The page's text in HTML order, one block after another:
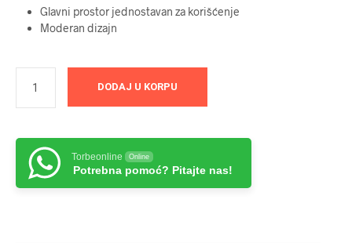
Glavni prostor jednostavan za korišćenje
Moderan dizajn
DODAJ U KORPU
Torbeonline Online
Potrebna pomoć? Pitajte nas!